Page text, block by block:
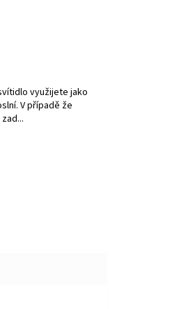
využijete jako
V případě že